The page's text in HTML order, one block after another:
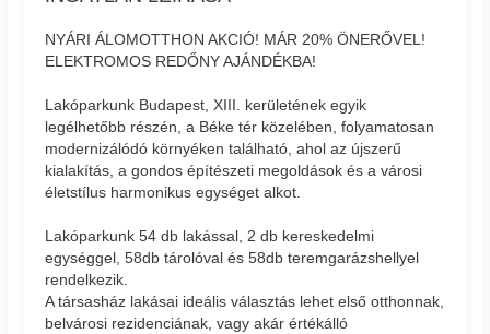
NYÁRI ÁLOMOTTHON AKCIÓ! MÁR 20% ÖNERŐVEL!
ELEKTROMOS REDŐNY AJÁNDÉKBA!
Lakóparkunk Budapest, XIII. kerületének egyik
legélhetőbb részén, a Béke tér közelében, folyamatosan
modernizálódó környéken található, ahol az újszerű
kialakítás, a gondos építészeti megoldások és a városi
életstílus harmonikus egységet alkot.
Lakóparkunk 54 db lakással, 2 db kereskedelmi
egységgel, 58db tárolóval és 58db teremgarázshellyel
rendelkezik.
A társasház lakásai ideális választás lehet első otthonnak,
belvárosi rezidenciának, vagy akár értékálló